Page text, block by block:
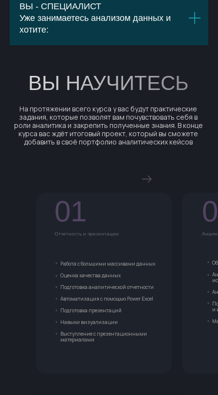
ВЫ - СПЕЦИАЛИСТ
Уже занимаетесь анализом данных и
хотите:
01
Работа с большими массивами данных
Оценка качества данных
Подготовка аналитической отчетности
Автоматизация с помощью Power Excel
Подготовка презентаций
Навыки визуализации
Выступление с презентационными
материалами
Отчетность и презентации:
*
*
*
*
*
*
*
01
и
*
*
*
*
*